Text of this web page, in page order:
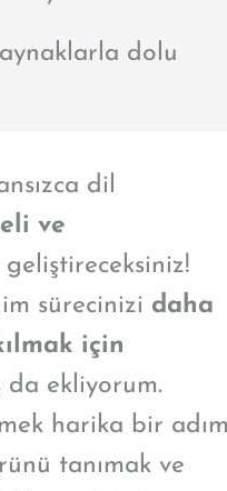
dolu
dil
ve
sürecinizi daha
için
da ekliyorum.
harika bir
tanımak ve